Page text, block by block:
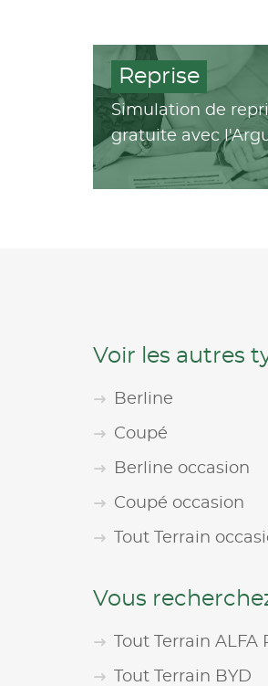
Reprise
Simulation de
gratuite avec
Voir les autres
Berline
Coupé
Berline occasion
Coupé occasion
Tout Terrain
Vous
Tout Terrain ALFA
Tout Terrain BYD